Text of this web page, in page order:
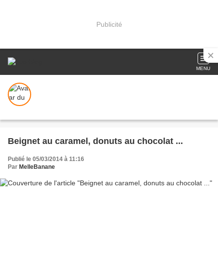
Publicité
MENU
Beignet au caramel, donuts au chocolat ...
Publié le 05/03/2014 à 11:16
Par MelleBanane